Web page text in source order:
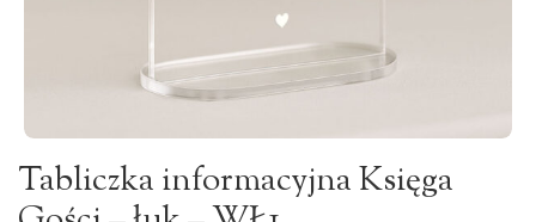
Tabliczka informacyjna Księga